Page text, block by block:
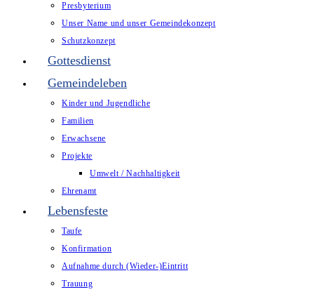
Presbyterium
Unser Name und unser Gemeindekonzept
Schutzkonzept
Gottesdienst
Gemeindeleben
Kinder und Jugendliche
Familien
Erwachsene
Projekte
Umwelt / Nachhaltigkeit
Ehrenamt
Lebensfeste
Taufe
Konfirmation
Aufnahme durch (Wieder-)Eintritt
Trauung